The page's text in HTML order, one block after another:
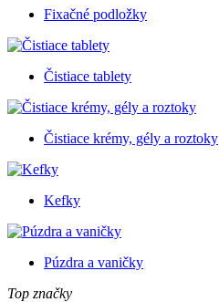
Fixačné podložky
Čistiace tablety
Čistiace krémy, gély a roztoky
Kefky
Púzdra a vaničky
Top značky